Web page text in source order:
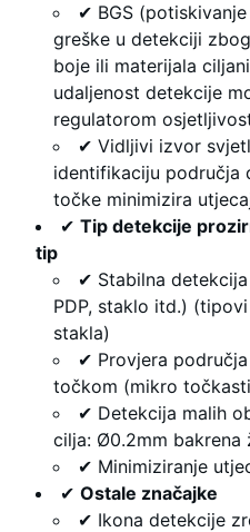
✔ BGS
greške u detekciji
boje ili materijala
udaljenost detekcije
regulatorom
✔ Vidljivi izvor
identifikaciju područja
točke minimizira
✔ Tip detekcije
tip
✔ Stabilna
PDP, staklo itd.)
stakla)
✔ Provjera
točkom (mikro
✔ Detekcija malih
cilja: Ø0.2mm bakrena
✔ Minimiziranje
✔ Ostale značajke
✔ Ikona detekcije